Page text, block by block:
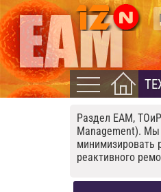
Раздел EAM,
Management). Мы
минимизировать
реактивного